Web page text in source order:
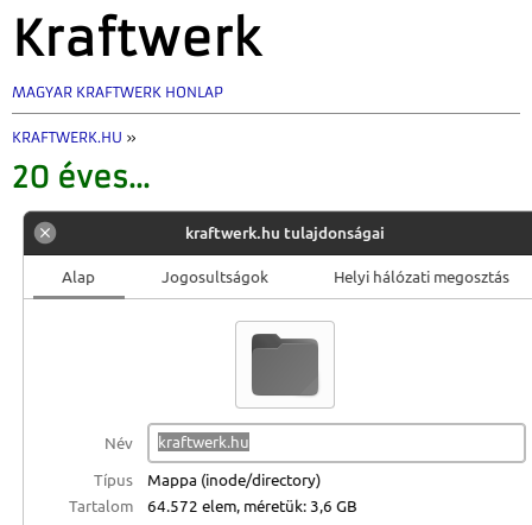
Kraftwerk
MAGYAR KRAFTWERK HONLAP
KRAFTWERK.HU »
20 éves...